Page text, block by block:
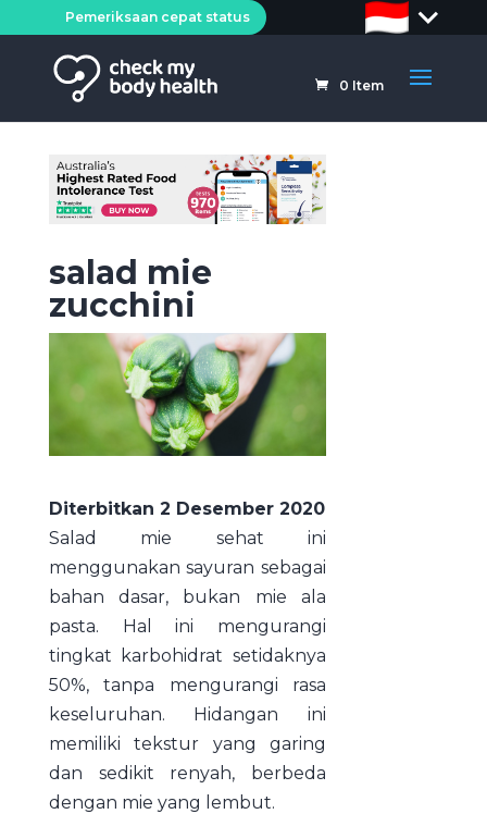
Pemeriksaan cepat status
0 Item
salad mie
zucchini
Diterbitkan 2 Desember 2020
Salad mie sehat ini
menggunakan sayuran sebagai
bahan dasar, bukan mie ala
pasta. Hal ini mengurangi
tingkat karbohidrat setidaknya
50%, tanpa mengurangi rasa
keseluruhan. Hidangan ini
memiliki tekstur yang garing
dan sedikit renyah, berbeda
dengan mie yang lembut.